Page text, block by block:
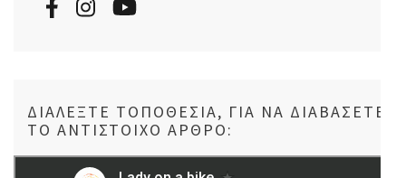
ΔΙΑΛΈΞΤΕ ΤΟΠΟΘΕΣΊΑ, ΓΙΑ ΝΑ ΔΙΑΒΆΣΕΤΕ
ΤΟ ΑΝΤΊΣΤΟΙΧΟ ΆΡΘΡΟ: